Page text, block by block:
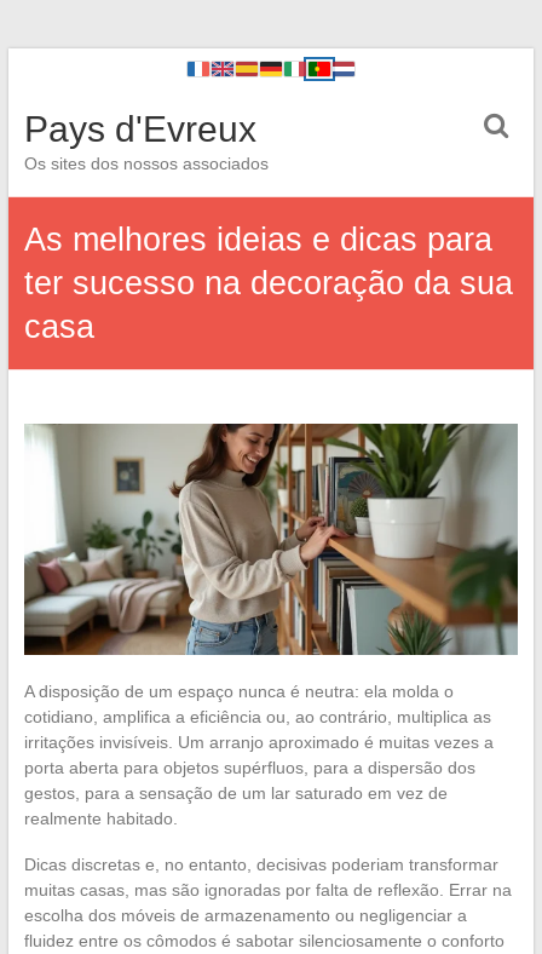
Pays d'Evreux
Os sites dos nossos associados
As melhores ideias e dicas para
ter sucesso na decoração da sua
casa
A disposição de um espaço nunca é neutra: ela molda o
cotidiano, amplifica a eficiência ou, ao contrário, multiplica as
irritações invisíveis. Um arranjo aproximado é muitas vezes a
porta aberta para objetos supérfluos, para a dispersão dos
gestos, para a sensação de um lar saturado em vez de
realmente habitado.
Dicas discretas e, no entanto, decisivas poderiam transformar
muitas casas, mas são ignoradas por falta de reflexão. Errar na
escolha dos móveis de armazenamento ou negligenciar a
fluidez entre os cômodos é sabotar silenciosamente o conforto